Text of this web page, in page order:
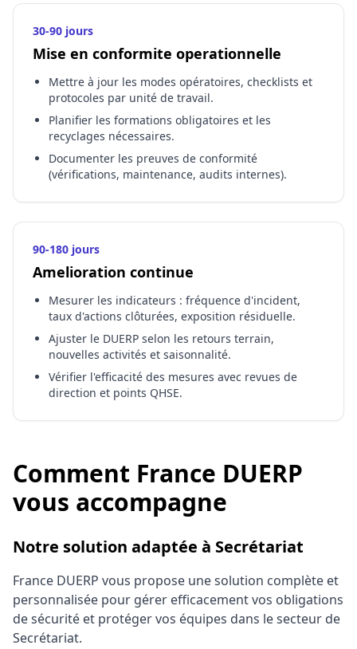
30-90 jours
Mise en conformite operationnelle
Mettre à jour les modes opératoires, checklists et
protocoles par unité de travail.
Planifier les formations obligatoires et les
recyclages nécessaires.
Documenter les preuves de conformité
(vérifications, maintenance, audits internes).
90-180 jours
Amelioration continue
Mesurer les indicateurs : fréquence d'incident,
taux d'actions clôturées, exposition résiduelle.
Ajuster le DUERP selon les retours terrain,
nouvelles activités et saisonnalité.
Vérifier l'efficacité des mesures avec revues de
direction et points QHSE.
Comment France DUERP
vous accompagne
Notre solution adaptée à Secrétariat
France DUERP vous propose une solution complète et
personnalisée pour gérer efficacement vos obligations
de sécurité et protéger vos équipes dans le secteur de
Secrétariat.